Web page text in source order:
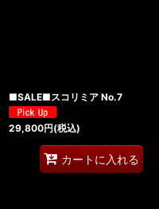
■SALE■スコリミア No.7
29,800円(税込)
カートに入れる